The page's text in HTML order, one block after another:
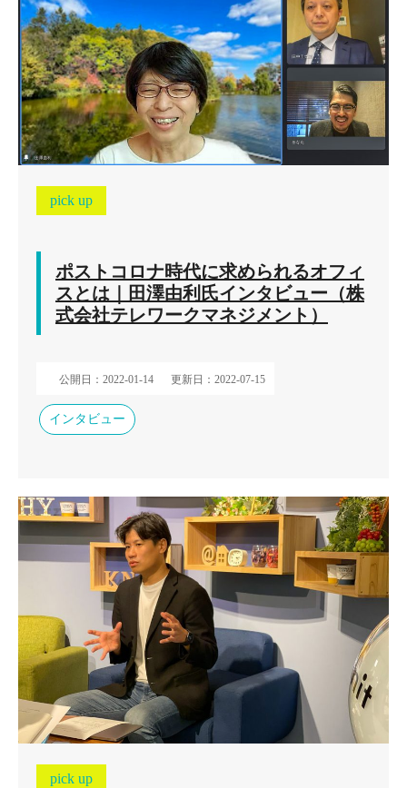
pick up
ポストコロナ時代に求められるオフィ
スとは｜田澤由利氏インタビュー（株
式会社テレワークマネジメント）
公開日：2022-01-14 更新日：2022-07-15
インタビュー
pick up